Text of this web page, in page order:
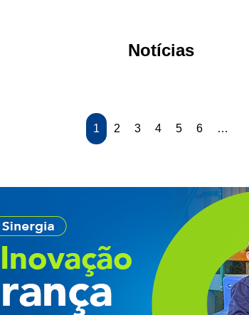
Notícias
1 2 3 4 5 6 …